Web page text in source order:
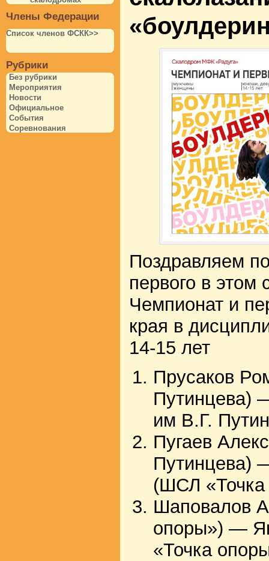
Члены Федерации
Список членов ФСКК>>
Рубрики
Без рубрики
Мероприятия
Новости
Официальное
События
Соревнования
Поздравляем
первого в этом
Чемпионат и
края в
14-15 лет
Прусаков
им В.Г.
Пугаев
Путинцева)
(ШСЛ
Шаповалов
опоры») —
«Точка